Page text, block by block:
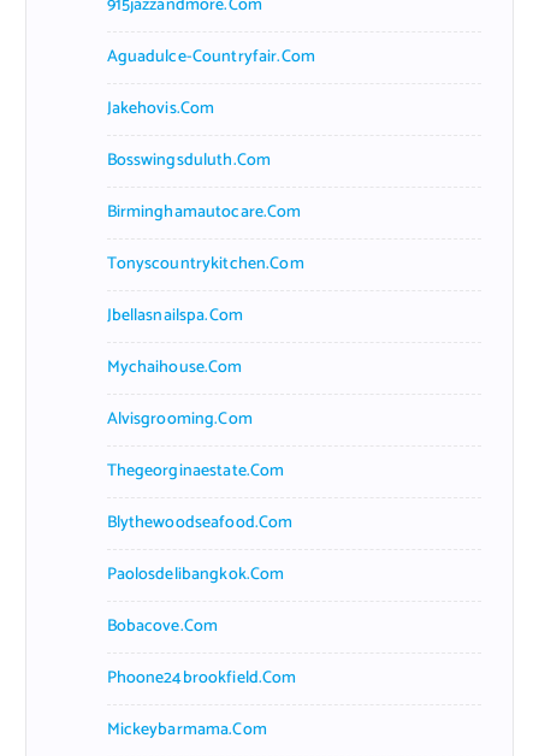
Aguadulce-Countryfair.com
Jakehovis.com
Bosswingsduluth.com
Birminghamautocare.com
Tonyscountrykitchen.com
Jbellasnailspa.com
Mychaihouse.com
Alvisgrooming.com
Thegeorginaestate.com
Blythewoodseafood.com
Paolosdelibangkok.com
Bobacove.com
Phoone24brookfield.com
Mickeybarmama.com